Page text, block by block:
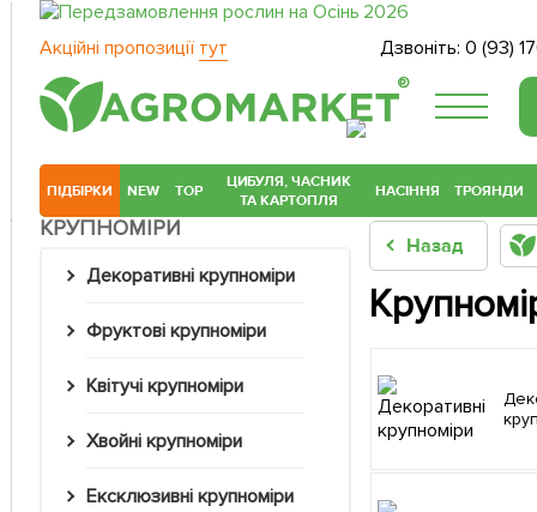
Акційні пропозиції тут Дзвоніть: 0 (93)
®
ПІДБІРКИ NEW TOP
ЦИБУЛЯ, ЧАСНИК
ТА КАРТОПЛЯ
НАСІННЯ ТРОЯНДИ
КРУПНОМІРИ
Декоративні крупноміри
Фруктові крупноміри
Квітучі крупноміри
Хвойні крупноміри
Ексклюзивні крупноміри
Назад
Декоративні